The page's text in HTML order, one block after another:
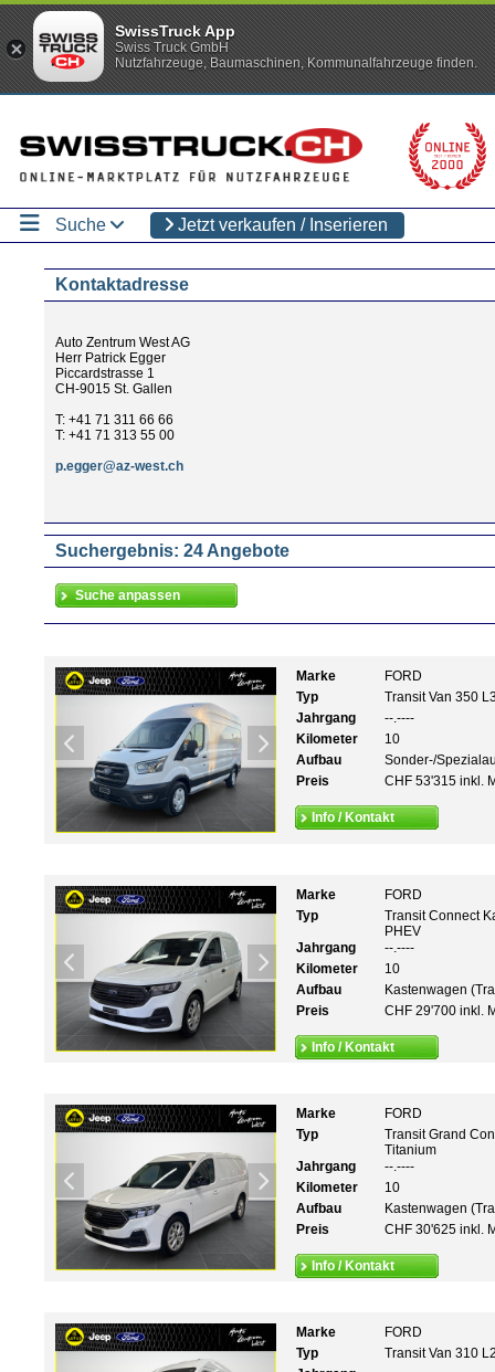
Suche Jetzt verkaufen / Inserieren
Kontaktadresse
Auto Zentrum West AG
Herr Patrick Egger
Piccardstrasse 1
CH-9015 St. Gallen
T: +41 71 311 66 66
T: +41 71 313 55 00
p.egger@az-west.ch
Suchergebnis: 24 Angebote
Marke
FORD
Typ
Transit Van 350
Jahrgang
--.----
Kilometer
10
Aufbau
Sonder-/
Preis
CHF 53'315 inkl.
Info / Kontakt
Marke
FORD
Typ
Transit Connect
PHEV
Jahrgang
--.----
Kilometer
10
Aufbau
Kastenwagen
Preis
CHF 29'700 inkl.
Info / Kontakt
Marke
FORD
Typ
Transit Grand
Titanium
Jahrgang
--.----
Kilometer
10
Aufbau
Kastenwagen
Preis
CHF 30'625 inkl.
Info / Kontakt
Marke
FORD
Typ
Transit Van 310
SwissTruck App
Swiss Truck GmbH
Nutzfahrzeuge, Baumaschinen, Kommunalfahrzeuge finden.